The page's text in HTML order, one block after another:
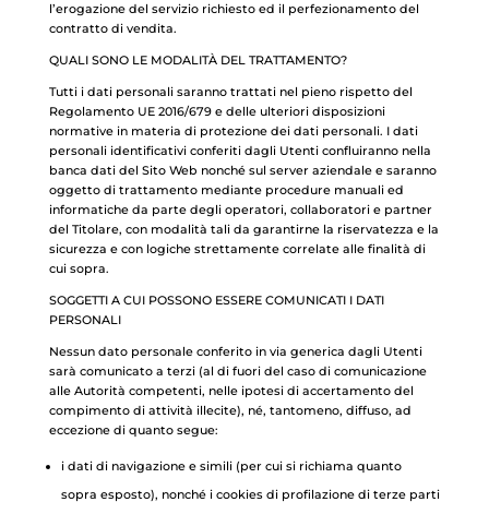
l’erogazione del servizio richiesto ed il perfezionamento del
contratto di vendita.
QUALI SONO LE MODALITÀ DEL TRATTAMENTO?
Tutti i dati personali saranno trattati nel pieno rispetto del
Regolamento UE 2016/679 e delle ulteriori disposizioni
normative in materia di protezione dei dati personali. I dati
personali identificativi conferiti dagli Utenti confluiranno nella
banca dati del Sito Web nonché sul server aziendale e saranno
oggetto di trattamento mediante procedure manuali ed
informatiche da parte degli operatori, collaboratori e partner
del Titolare, con modalità tali da garantirne la riservatezza e la
sicurezza e con logiche strettamente correlate alle finalità di
cui sopra.
SOGGETTI A CUI POSSONO ESSERE COMUNICATI I DATI
PERSONALI
Nessun dato personale conferito in via generica dagli Utenti
sarà comunicato a terzi (al di fuori del caso di comunicazione
alle Autorità competenti, nelle ipotesi di accertamento del
compimento di attività illecite), né, tantomeno, diffuso, ad
eccezione di quanto segue:
i dati di navigazione e simili (per cui si richiama quanto
sopra esposto), nonché i cookies di profilazione di terze parti